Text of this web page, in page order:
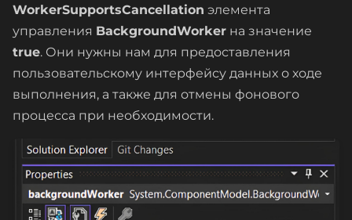
WorkerSupportsCancellation элемента
управления BackgroundWorker на значение
true. Они нужны нам для предоставления
пользовательскому интерфейсу данных о ходе
выполнения, а также для отмены фонового
процесса при необходимости.